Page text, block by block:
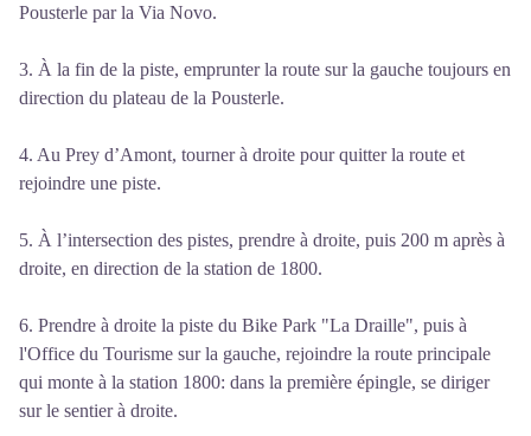
Pousterle par la Via Novo.
3. À la fin de la piste, emprunter la route sur la gauche toujours en
direction du plateau de la Pousterle.
4. Au Prey d’Amont, tourner à droite pour quitter la route et
rejoindre une piste.
5. À l’intersection des pistes, prendre à droite, puis 200 m après à
droite, en direction de la station de 1800.
6. Prendre à droite la piste du Bike Park "La Draille", puis à
l'Office du Tourisme sur la gauche, rejoindre la route principale
qui monte à la station 1800: dans la première épingle, se diriger
sur le sentier à droite.